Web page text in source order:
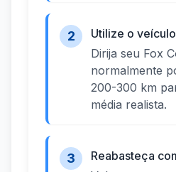
2
Utilize o
Dirija seu Fox
normalmente
200-300 km
média realista.
3
Reabasteça